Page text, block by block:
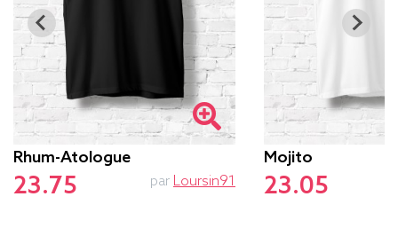
Rhum-Atologue
23.75 par Loursin91
Mojito
23.05